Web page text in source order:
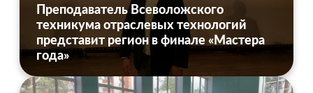
Преподаватель Всеволожского
техникума отраслевых технологий
представит регион в финале «Мастера
года»